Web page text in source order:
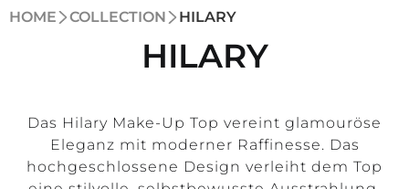
HOME COLLECTION HILARY
HILARY
Das Hilary Make-Up Top vereint glamouröse
Eleganz mit moderner Raffinesse. Das
hochgeschlossene Design verleiht dem Top